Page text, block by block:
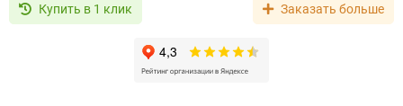
Купить в 1 клик Заказать больше